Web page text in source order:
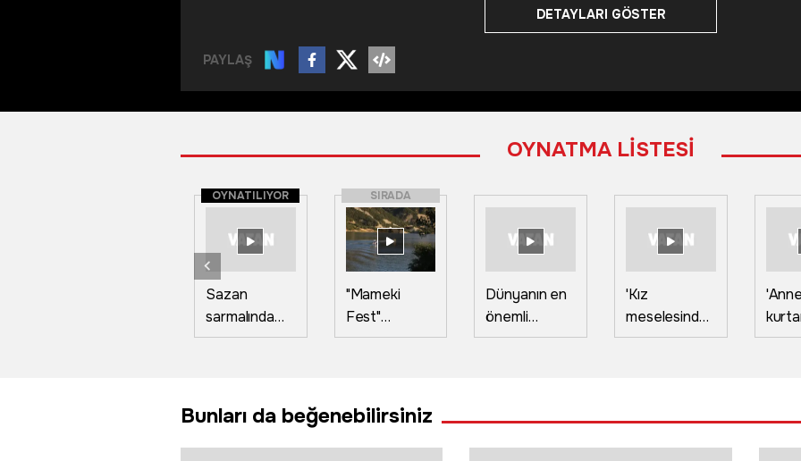
DETAYLARI GÖSTER
PAYLAŞ
OYNATMA LİSTESİ
OYNATILIYOR
Sazan
sarmalında
'enişte'
Gerçek araç
sahibi 'sahte
ilan' tuzağını
SIRADA
"Mameki
Fest"
Tunceli'de
Dünyanın en
önemli
üreticisi
tüketiyor
'Kız
meselesinde'
yüzünden
Bunları da beğenebilirsiniz